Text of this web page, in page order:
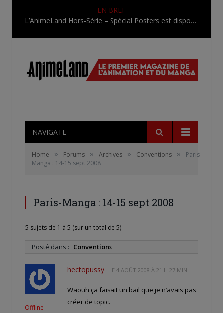
EN BREF
L’AnimeLand Hors-Série – Spécial Posters est disponible !
NAVIGATE
Home » Forums » Archives » Conventions »
Paris-
Manga : 14-15 sept 2008
Paris-Manga : 14-15 sept 2008
5 sujets de 1 à 5 (sur un total de 5)
Posté dans : Conventions
Offline
hectopussy LE 4 AOÛT 2008 À 21 H 27 MIN
Waouh ça faisait un bail que je n’avais pas
créer de topic.